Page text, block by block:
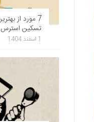
7 مورد از
تسکین استرس
1 اسفند 1404